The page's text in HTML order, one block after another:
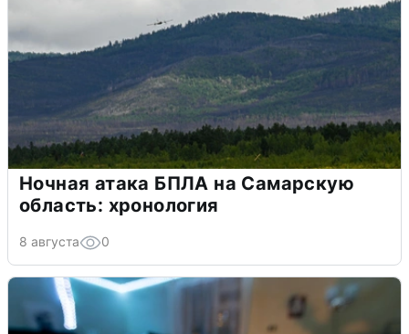
Ночная атака БПЛА на Самарскую
область: хронология
8 августа 0